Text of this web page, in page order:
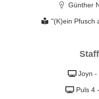
Günther
"(K)ein Pfusch
Joyn -
Puls 4